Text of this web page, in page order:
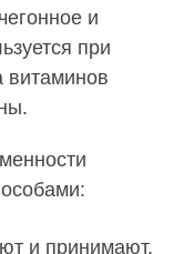
и
при
витаминов
и принимают,